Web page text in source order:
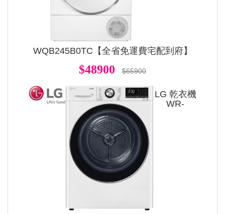
WQB245B0TC【全省免運費宅配到府】
$48900 $65900
LG 乾衣機
WR-